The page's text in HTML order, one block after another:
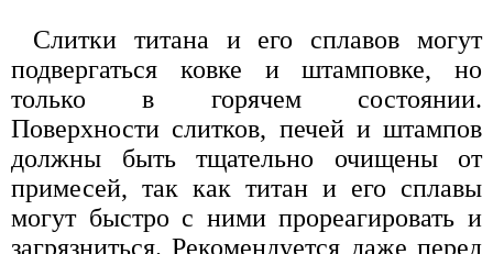
Слитки титана и его сплавов могут
подвергаться ковке и штамповке, но
только в горячем состоянии.
Поверхности слитков, печей и штампов
должны быть тщательно очищены от
примесей, так как титан и его сплавы
могут быстро с ними прореагировать и
загрязниться. Рекомендуется даже перед